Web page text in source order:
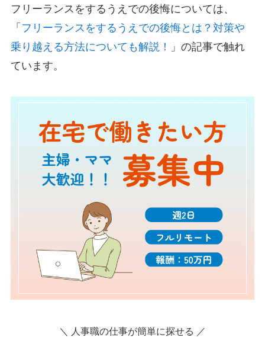
フリーランスをするうえでの後悔については、
「 フリーランスをするうえでの後悔とは？対策や
乗り越える方法についても解説！
」の記事で触れ
ています。
＼ 人事職の仕事が簡単に探せる ／